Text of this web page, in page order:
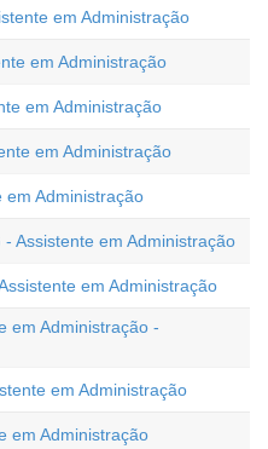
em Administração
em Administração
em Administração
em Administração
em Administração
Assistente em Administração
em Administração
em Administração -
em Administração
em Administração